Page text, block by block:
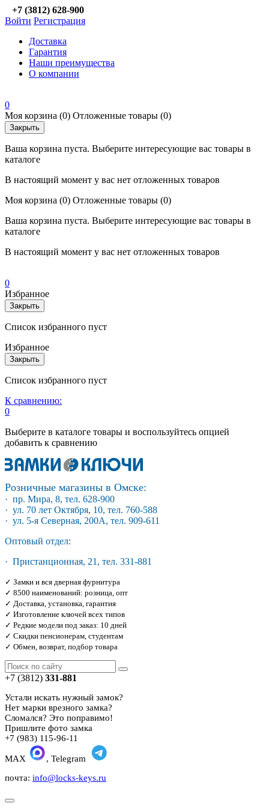
+7 (3812) 628-900
Войти Регистрация
Доставка
Гарантия
Наши преимущества
О компании
0
Моя корзина (0) Отложенные товары (0)
Закрыть
Ваша корзина пуста. Выберите интересующие вас товары в
каталоге
В настоящий момент у вас нет отложенных товаров
Моя корзина (0) Отложенные товары (0)
Ваша корзина пуста. Выберите интересующие вас товары в
каталоге
В настоящий момент у вас нет отложенных товаров
0
Избранное
Закрыть
Список избранного пуст
Избранное
Закрыть
Список избранного пуст
К сравнению:
0
Выберите в каталоге товары и воспользуйтесь опцией
добавить к сравнению
Розничные магазины в Омске:
· пр. Мира, 8, тел. 628-900
· ул. 70 лет Октября, 10, тел. 760-588
· ул. 5-я Северная, 200А, тел. 909-611
Оптовый отдел:
· Пристанционная, 21, тел. 331-881
✓ Замки и вся дверная фурнитура
✓ 8500 наименований: розница, опт
✓ Доставка, установка, гарантия
✓ Изготовление ключей всех типов
✓ Редкие модели под заказ: 10 дней
✓ Скидки пенсионерам, студентам
✓ Обмен, возврат, подбор товара
+7 (3812) 331-881
Устали искать нужный замок?
Нет марки врезного замка?
Сломался? Это поправимо!
Пришлите фото замка
+7 (983) 115-96-11
MAX
, Telegram
почта: info@locks-keys.ru